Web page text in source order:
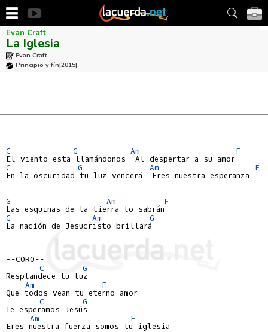
Evan Craft
La Iglesia
Evan Craft
Principio y fín[2015]
C G Am
F
C
G Am
F
En la oscuridad tu luz vencerá  Eres nuestra esperanza
G Am
F
G
Am
G
La nación de Jesucristo brillará
--CORO--
C
G
Resplandece tu luz
Am
F
Que todos vean tu eterno amor
C
G
Te esperamos Jesús
Am
F
Eres nuestra fuerza somos tu iglesia